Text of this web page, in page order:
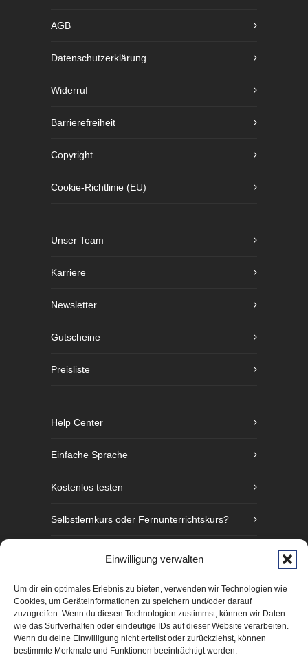
Einwilligung verwalten
Um dir ein optimales Erlebnis zu bieten, verwenden wir Technologien wie
Cookies, um Geräteinformationen zu speichern und/oder darauf
zuzugreifen. Wenn du diesen Technologien zustimmst, können wir Daten
wie das Surfverhalten oder eindeutige IDs auf dieser Website verarbeiten.
Wenn du deine Einwilligung nicht erteilst oder zurückziehst, können
bestimmte Merkmale und Funktionen beeinträchtigt werden.
AGB
Datenschutzerklärung
Widerruf
Barrierefreiheit
Copyright
Cookie-Richtlinie (EU)
Unser Team
Karriere
Newsletter
Gutscheine
Preisliste
Help Center
Einfache Sprache
Kostenlos testen
Selbstlernkurs oder Fernunterrichtskurs?
Fünf Gründe Gebärdensprache zu lernen